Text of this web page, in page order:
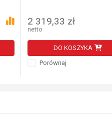
2 319,33 zł
netto
DO KOSZYKA
Porównaj